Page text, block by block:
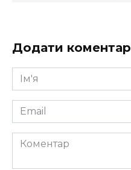
Додати коментар
Ім'я
*
Email
*
Коментар